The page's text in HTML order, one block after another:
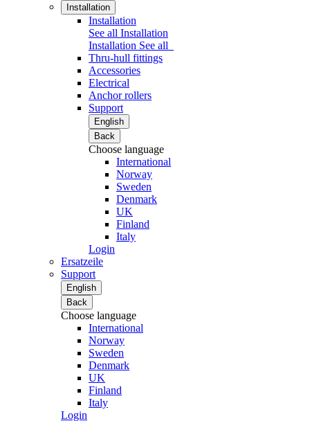
Installation
Installation
See all Installation
Installation See all
Thru-hull fittings
Accessories
Electrical
Anchor rollers
Support
English
Back
Choose language
International
Norway
Sweden
Denmark
UK
Finland
Italy
Login
Ersatzeile
Support
English
Back
Choose language
International
Norway
Sweden
Denmark
UK
Finland
Italy
Login